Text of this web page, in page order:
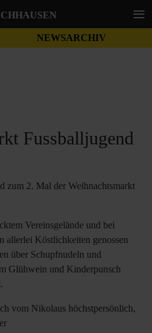
NEWSARCHIV
Fussballjugend
zum 2. Mal der Weihnachtsmarkt
Vereinsgelände und bei
allerlei Köstlichkeiten genossen
über Schupfnudeln und
Glühwein und Kinderpunsch
vom Nikolaus höchstpersönlich,
≡